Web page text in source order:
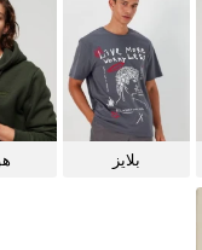
بلايز